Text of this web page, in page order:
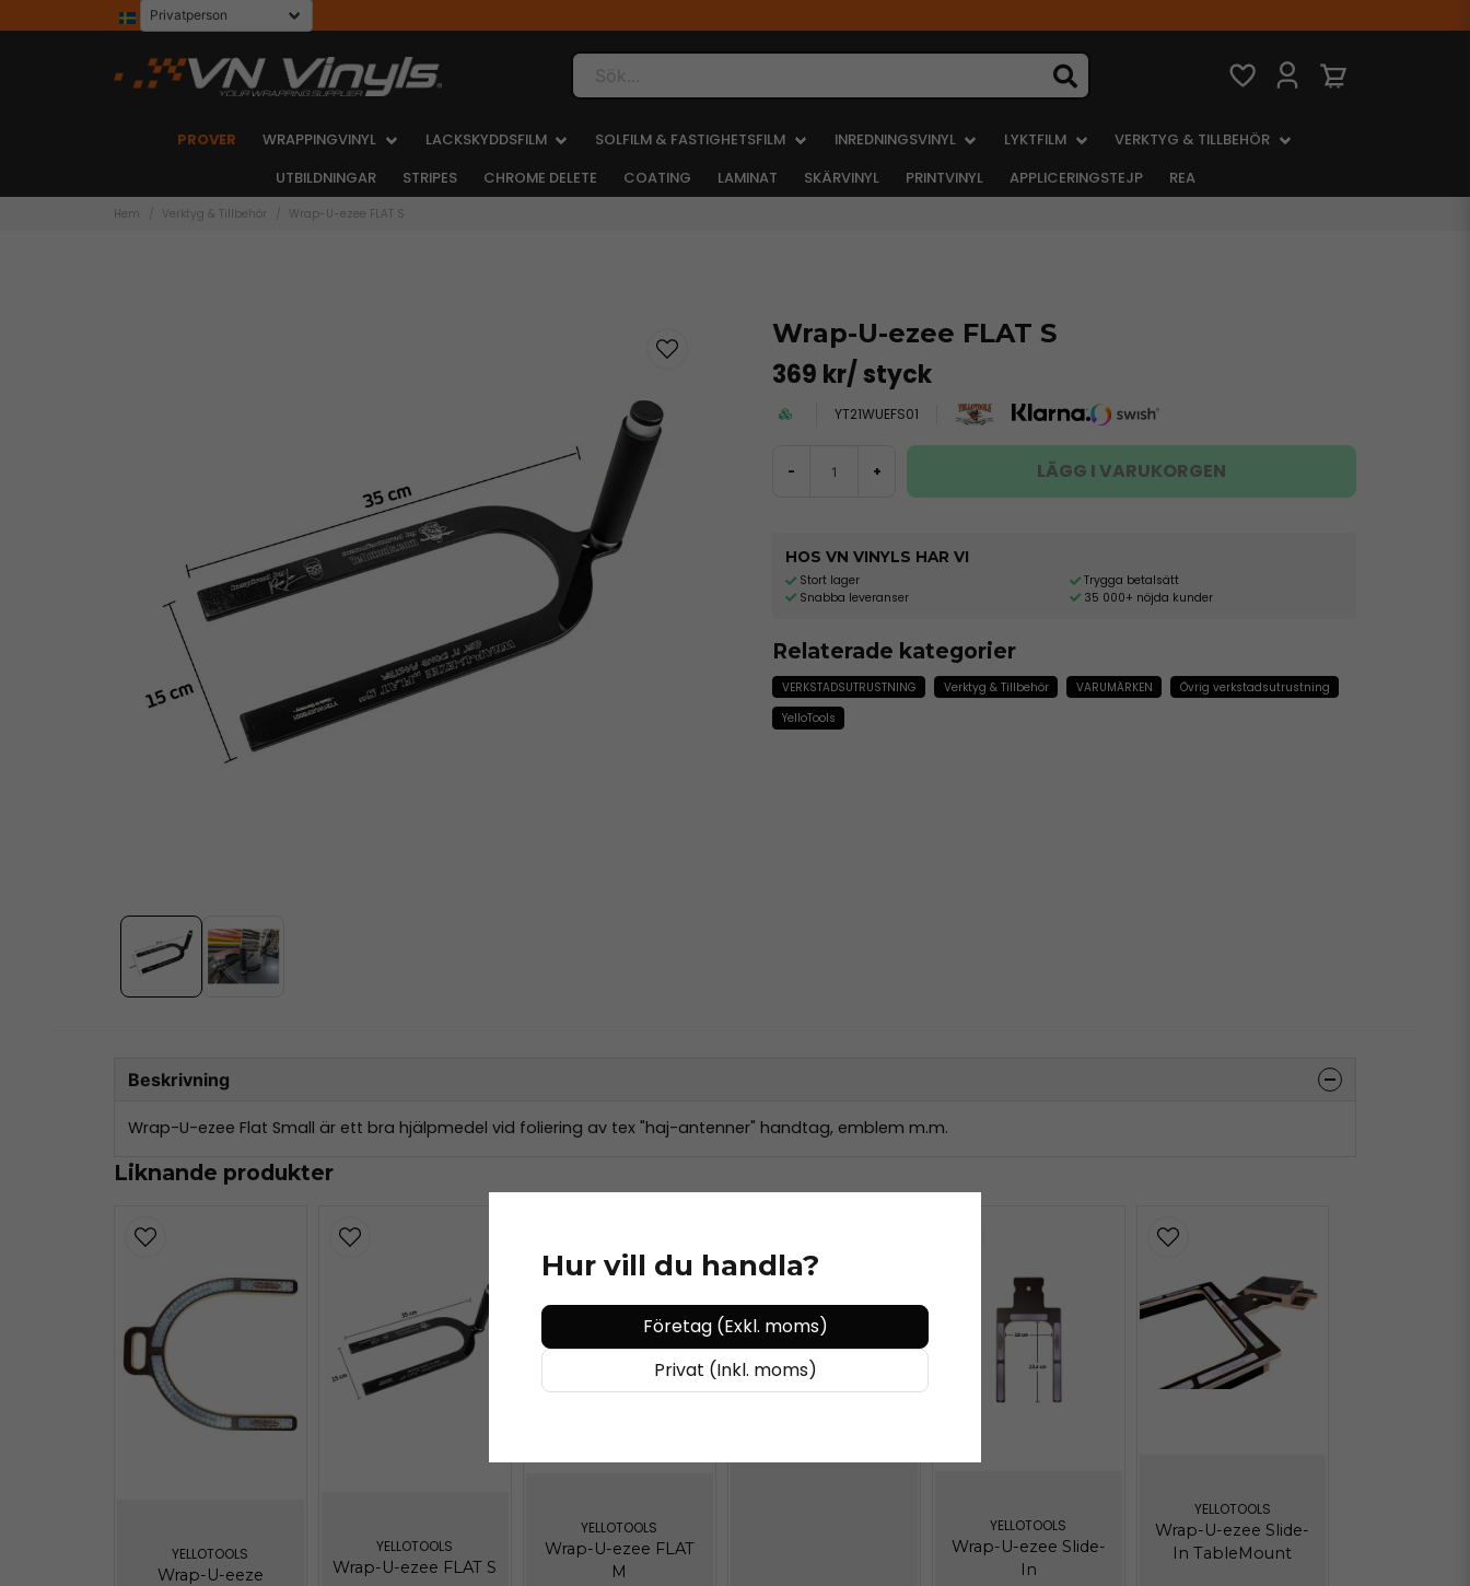
Sök...
PROVER WRAPPINGVINYL LACKSKYDDSFILM SOLFILM & FASTIGHETSFILM INREDNINGSVINYL LYKTFILM
VERKTYG & TILLBEHÖR
UTBILDNINGAR
STRIPES CHROME DELETE COATING LAMINAT SKÄRVINYL PRINTVINYL APPLICERINGSTEJP REA
Hem Verktyg & Tillbehör Wrap-U-ezee FLAT S
Wrap-U-ezee FLAT S
369 kr/ styck
YT21WUEFS01
- + LÄGG I VARUKORGEN
HOS VN VINYLS HAR VI
Stort lager
Snabba leveranser
Trygga betalsätt
35 000+ nöjda kunder
Relaterade kategorier
VERKSTADSUTRUSTNING Verktyg & Tillbehör VARUMÄRKEN
Övrig verkstadsutrustning
YelloTools
Beskrivning
Wrap-U-ezee Flat Small är ett bra hjälpmedel vid foliering av tex "haj-antenner" handtag, emblem m.m.
Liknande produkter
YELLOTOOLS
Wrap-U-eeze
YELLOTOOLS
Wrap-U-ezee FLAT S
YELLOTOOLS
Wrap-U-ezee FLAT
M
YELLOTOOLS
YELLOTOOLS
Wrap-U-ezee Slide-
In
YELLOTOOLS
Wrap-U-ezee Slide-
In TableMount
Hur vill du handla?
Företag (Exkl. moms)
Privat (Inkl. moms)